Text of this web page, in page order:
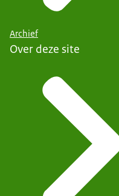
Archief
Over deze site